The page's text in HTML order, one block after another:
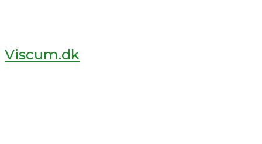
Viscum.dk